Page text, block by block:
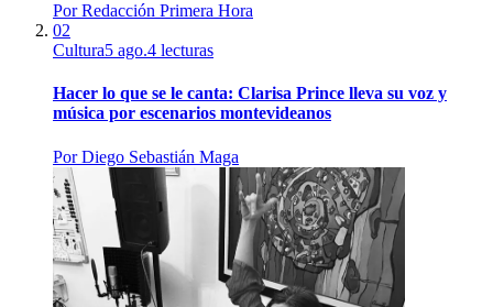
PorRedacción Primera Hora
02
Cultura5 ago.4 lecturas
Hacer lo que se le canta: Clarisa Prince lleva su voz y
música por escenarios montevideanos
PorDiego Sebastián Maga